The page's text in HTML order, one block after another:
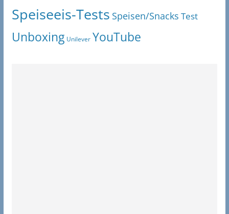
Speiseeis-Tests Speisen/Snacks Test
Unboxing Unilever YouTube